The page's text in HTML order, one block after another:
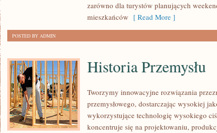
zarówno dla turystów planujących
mieszkańców [ Read More ]
POSTED BY ADMIN
Historia Przemysłu
Tworzymy innowacyjne rozwiązania
przemysłowego, dostarczając wysokiej
wykorzystujące technologię wysokiego
koncentruje się na projektowaniu,